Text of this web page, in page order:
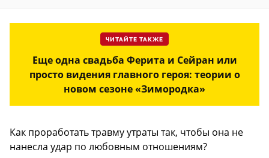
ЧИТАЙТЕ ТАКЖЕ
Еще одна свадьба Ферита и Сейран или
просто видения главного героя: теории о
новом сезоне «Зимородка»
Как проработать травму утраты так, чтобы она не
нанесла удар по любовным отношениям?